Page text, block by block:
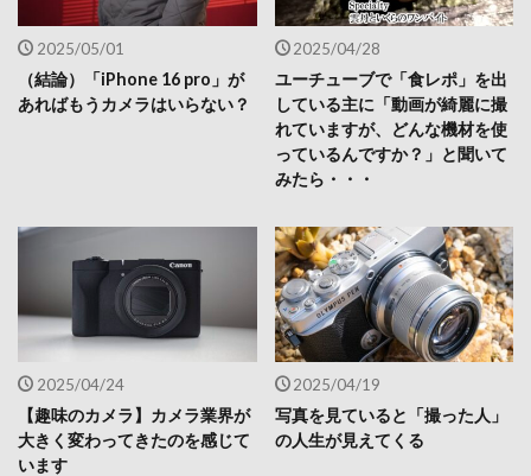
2025/05/01
（結論）「iPhone 16 pro」が
あればもうカメラはいらない？
2025/04/28
ユーチューブで「食レポ」を出
している主に「動画が綺麗に撮
れていますが、どんな機材を使
っているんですか？」と聞いて
みたら・・・
2025/04/24
【趣味のカメラ】カメラ業界が
大きく変わってきたのを感じて
います
2025/04/19
写真を見ていると「撮った人」
の人生が見えてくる